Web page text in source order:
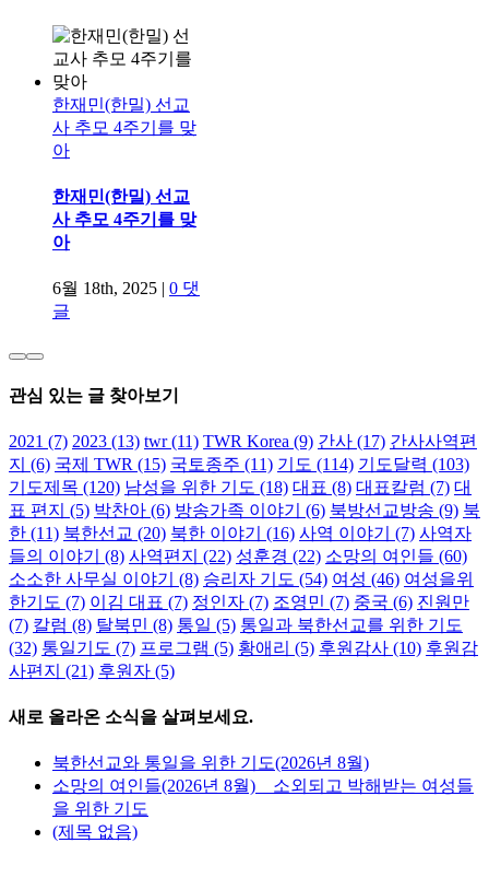
한재민(한밀) 선교
사 추모 4주기를 맞
아
한재민(한밀) 선교
사 추모 4주기를 맞
아
6월 18th, 2025 | 0 댓
글
TWR북방선교방송
사
TWR북방선교방송
창립 30주년 감사 인
사
1월 15th, 2025 | 0 댓
글
우리는 선교사입니
다.
8월 21st, 2024
글
관심 있는 글 찾아보기
2021 (7) 2023 (13) twr(11) TWR Korea (9) 간사 (17) 간사사역편
지 (6) 국제 TWR (15) 국토종주 (11) 기도 (114) 기도달력 (103)
기도제목 (120) 남성을 위한 기도 (18) 대표 (8) 대표칼럼 (7) 대
표 편지 (5) 박찬아 (6) 방송가족 이야기 (6) 북방선교방송 (9) 북
한 (11) 북한선교 (20) 북한 이야기 (16) 사역 이야기 (7) 사역자
들의 이야기
(8) 사역편지 (22) 성훈경 (22) 소망의 여인들 (60)
소소한 사무실 이야기
(8) 승리자 기도 (54) 여성 (46) 여성을위
한기도 (7) 이김 대표 (7) 정인자 (7) 조영민 (7) 중국 (6) 진원만
(7) 칼럼 (8) 탈북민 (8) 통일 (5) 통일과 북한선교를 위한 기도
(32) 통일기도 (7) 프로그램 (5) 황애리 (5) 후원감사 (10) 후원감
사편지 (21) 후원자 (5)
새로 올라온 소식을 살펴보세요.
북한선교와 통일을 위한 기도(2026년 8월)
소망의 여인들(2026년 8월) _ 소외되고 박해받는 여성들
을 위한 기도
(제목 없음)